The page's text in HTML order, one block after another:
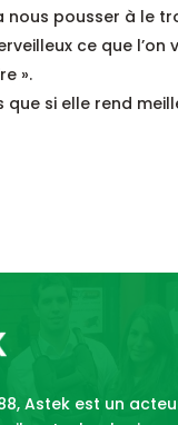
nous pousser à le
ce que
».
que si elle rend
Astek est un